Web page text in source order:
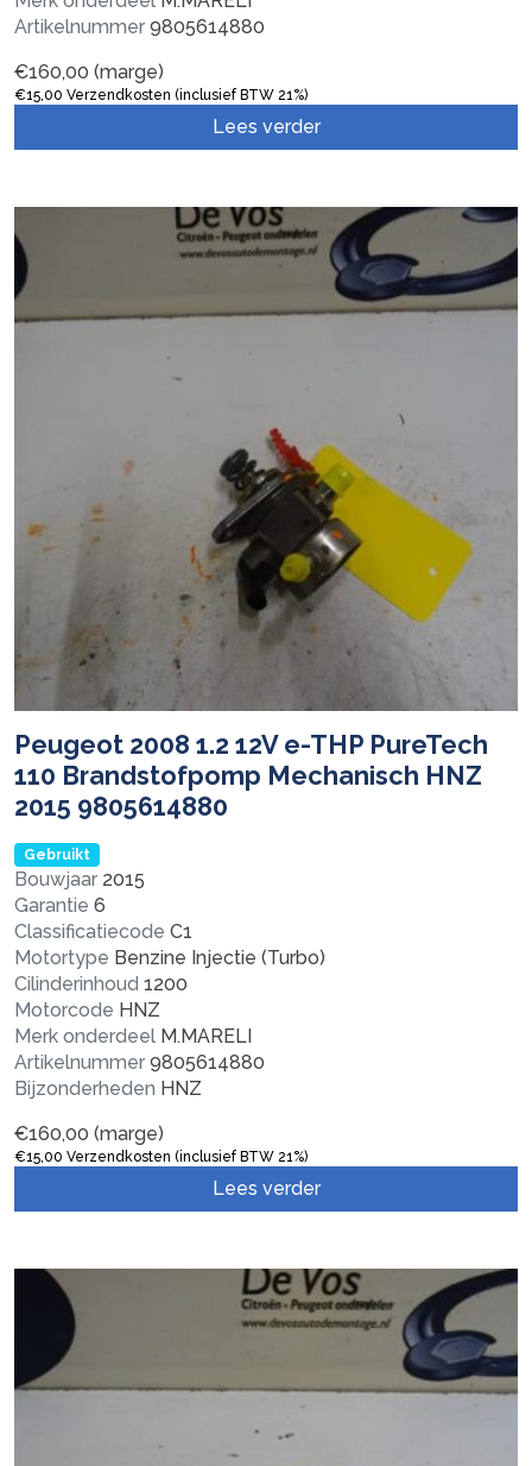
Artikelnummer 9805614880
€160,00 (marge)
€15,00 Verzendkosten (inclusief BTW 21%)
Lees verder
Peugeot 2008 1.2 12V e-THP PureTech
110 Brandstofpomp Mechanisch HNZ
2015 9805614880
Gebruikt
Bouwjaar 2015
Garantie 6
Classificatiecode C1
Motortype Benzine Injectie (Turbo)
Cilinderinhoud 1200
Motorcode HNZ
Merk onderdeel M.MARELI
Artikelnummer 9805614880
Bijzonderheden HNZ
€160,00 (marge)
€15,00 Verzendkosten (inclusief BTW 21%)
Lees verder